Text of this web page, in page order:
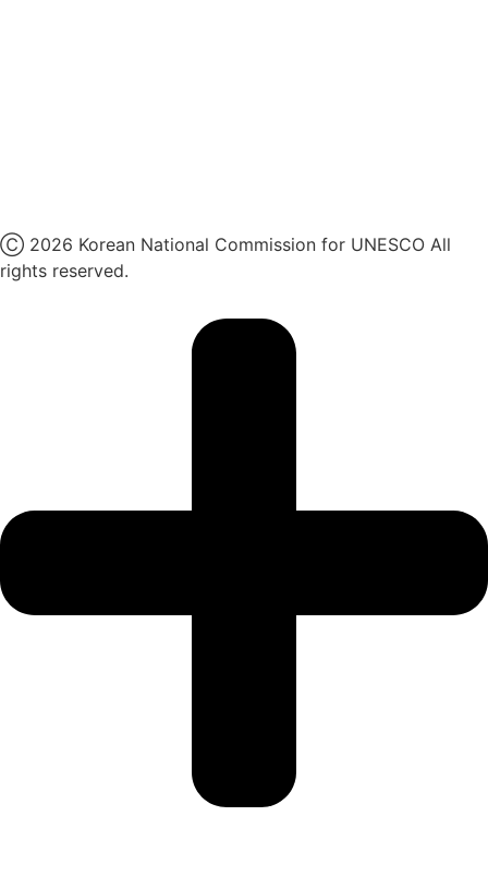
Ⓒ 2026 Korean National Commission for UNESCO All
rights reserved.